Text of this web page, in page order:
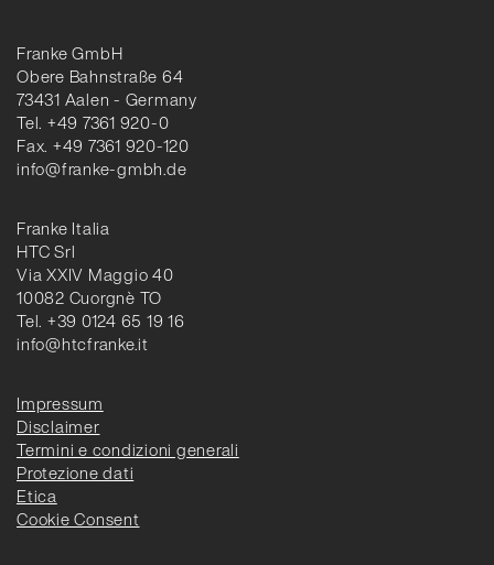
Franke GmbH
Obere Bahnstraße 64
73431 Aalen - Germany
Tel. +49 7361 920-0
Fax. +49 7361 920-120
info@franke-gmbh.de
Franke Italia
HTC Srl
Via XXIV Maggio 40
10082 Cuorgnè TO
Tel. +39 0124 65 19 16
info@htcfranke.it
Impressum
Disclaimer
Termini e condizioni generali
Protezione dati
Etica
Cookie Consent